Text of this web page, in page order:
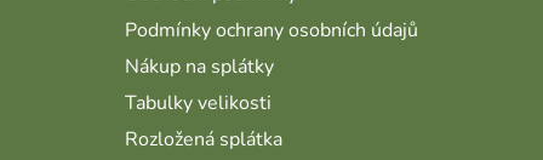
Podmínky ochrany osobních údajů
Nákup na splátky
Tabulky velikosti
Rozložená splátka